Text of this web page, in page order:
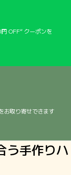
OFF” クーポンを
お取り寄せできます
う手作りハ